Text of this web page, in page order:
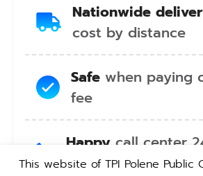
Nationwide
cost by distance
Safe when paying
fee
Happy call center
service no holiday
This website of TPI Polene Public